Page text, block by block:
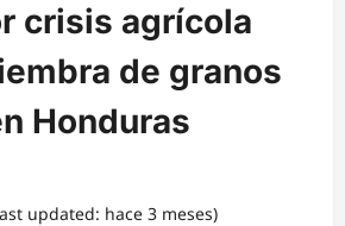
crisis agrícola
de granos
Honduras
updated: hace 3 meses)